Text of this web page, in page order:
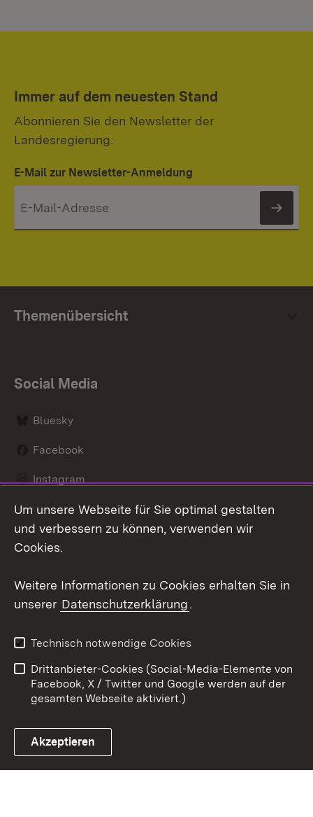
Immer auf dem neuesten Stand
Abonnieren Sie den Newsletter der
Landesregierung.
E-Mail zur Newsletter-Anmeldung
Themenübersicht
Social Media
Bluesky
Facebook
Instagram
LinkedIn
Link zum Landesportal
Datenschutz
Barrierefreiheit
Impressum
Cookies
Um unsere Webseite für Sie optimal gestalten
und verbessern zu können, verwenden wir
Cookies.
Weitere Informationen zu Cookies erhalten Sie in
unserer Datenschutzerklärung.
Technisch notwendige Cookies
Drittanbieter-Cookies (Social-Media-Elemente von
Facebook, X / Twitter und Google werden auf der
gesamten Webseite aktiviert.)
Akzeptieren